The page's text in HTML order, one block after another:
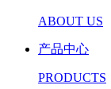
ABOUT US
产品中心
PRODUCTS